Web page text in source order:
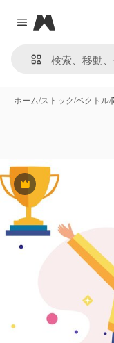
Close menu
Magnific
ホーム/ストック/ベクトル/
Premium